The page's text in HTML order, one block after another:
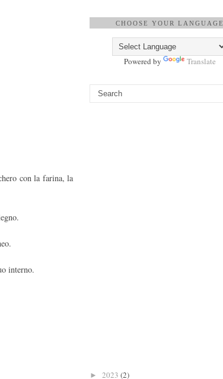
con la farina, la
interno.
CHOOSE YOUR LANGUAGE
Powered by Translate
► 2023 (2)